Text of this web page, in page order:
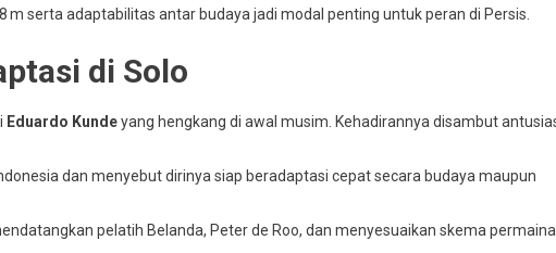
m serta adaptabilitas antar budaya jadi modal penting untuk peran di Persis.
di Solo
Eduardo Kundeyang hengkang di awal musim. Kehadirannya disambut
dan menyebut dirinya siap beradaptasi cepat secara budaya maupun
pelatih Belanda, Peter de Roo, dan menyesuaikan skema